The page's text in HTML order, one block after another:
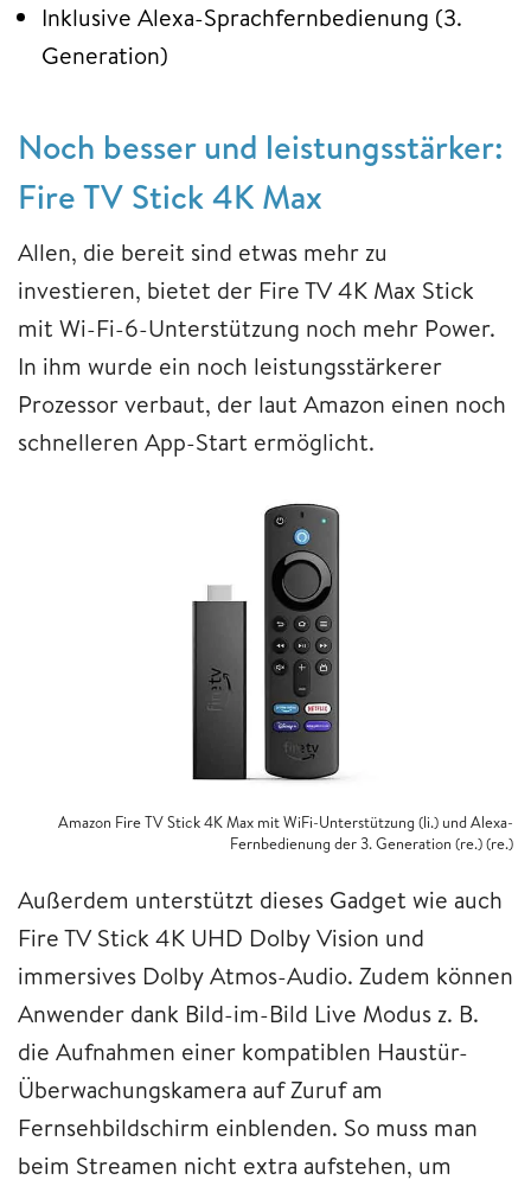
Inklusive Alexa-Sprachfernbedienung (3.
Generation)
Noch besser und leistungsstärker:
Fire TV Stick 4K Max
Allen, die bereit sind etwas mehr zu
investieren, bietet der Fire TV 4K Max Stick
mit Wi-Fi-6-Unterstützung noch mehr Power.
In ihm wurde ein noch leistungsstärkerer
Prozessor verbaut, der laut Amazon einen noch
schnelleren App-Start ermöglicht.
Amazon Fire TV Stick 4K Max mit WiFi-Unterstützung (li.) und Alexa-
Fernbedienung der 3. Generation (re.) (re.)
Außerdem unterstützt dieses Gadget wie auch
Fire TV Stick 4K UHD Dolby Vision und
immersives Dolby Atmos-Audio. Zudem können
Anwender dank Bild-im-Bild Live Modus z. B.
die Aufnahmen einer kompatiblen Haustür-
Überwachungskamera auf Zuruf am
Fernsehbildschirm einblenden. So muss man
beim Streamen nicht extra aufstehen, um